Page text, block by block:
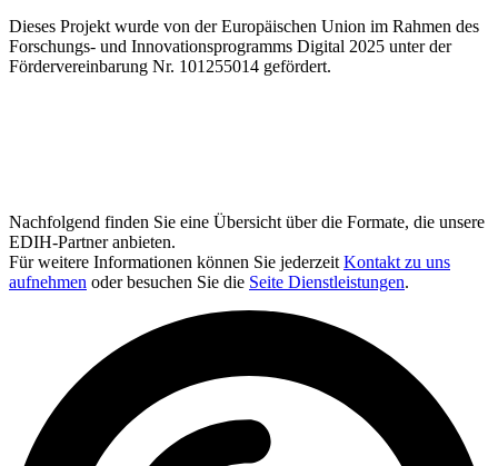
Dieses Projekt wurde von der Europäischen Union im Rahmen des
Forschungs- und Innovationsprogramms Digital 2025 unter der
Fördervereinbarung Nr. 101255014 gefördert.
Nachfolgend finden Sie eine Übersicht über die Formate, die unsere
EDIH-Partner anbieten.
Für weitere Informationen können Sie jederzeit Kontakt zu uns
aufnehmen oder besuchen Sie die Seite Dienstleistungen.